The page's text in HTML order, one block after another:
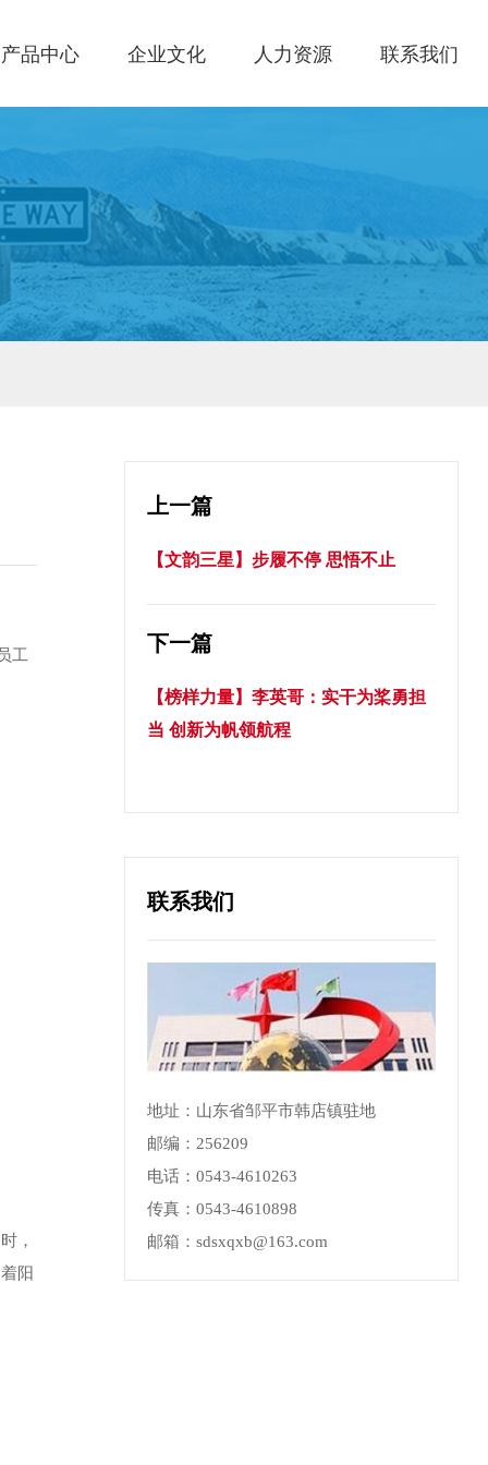
产品中心 企业文化 人力资源 联系我们
工
，
阳
上一篇
【文韵三星】步履不停 思悟不止
下一篇
【榜样力量】李英哥：实干为桨勇担
当 创新为帆领航程
联系我们
地址：山东省邹平市韩店镇驻地
邮编：256209
电话：0543-4610263
传真：0543-4610898
邮箱：sdsxqxb@163.com